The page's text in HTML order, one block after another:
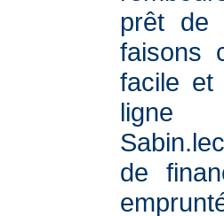
prêt de
faisons
facile et
de